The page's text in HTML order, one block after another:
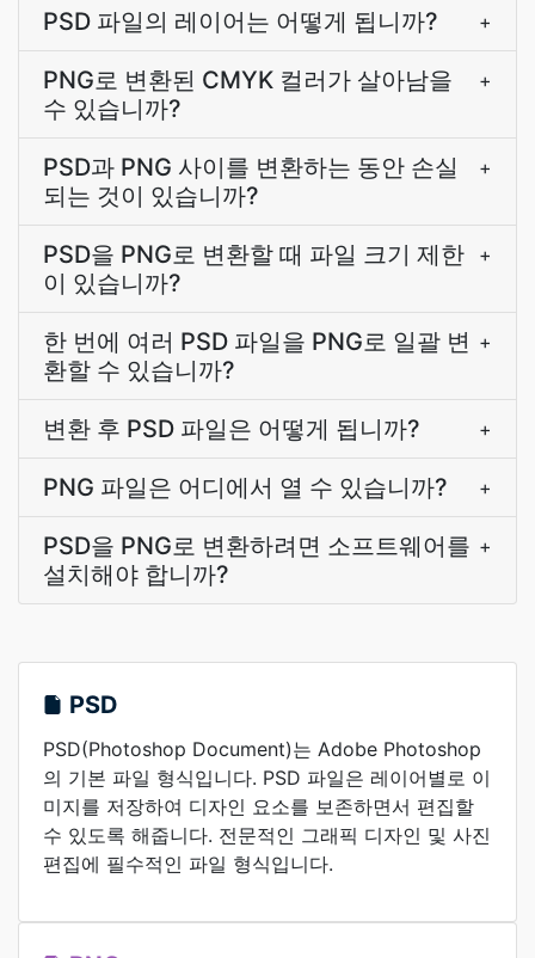
PSD 파일의 레이어는 어떻게 됩니까? +
PNG로 변환된 CMYK 컬러가 살아남을
수 있습니까?
+
PSD과 PNG 사이를 변환하는 동안 손실
되는 것이 있습니까?
+
PSD을 PNG로 변환할 때 파일 크기 제한
이 있습니까?
+
한 번에 여러 PSD 파일을 PNG로 일괄 변
환할 수 있습니까?
+
변환 후 PSD 파일은 어떻게 됩니까? +
PNG 파일은 어디에서 열 수 있습니까? +
PSD을 PNG로 변환하려면 소프트웨어를
설치해야 합니까?
+
PSD
PSD(Photoshop Document)는 Adobe Photoshop
의 기본 파일 형식입니다. PSD 파일은 레이어별로 이
미지를 저장하여 디자인 요소를 보존하면서 편집할
수 있도록 해줍니다. 전문적인 그래픽 디자인 및 사진
편집에 필수적인 파일 형식입니다.